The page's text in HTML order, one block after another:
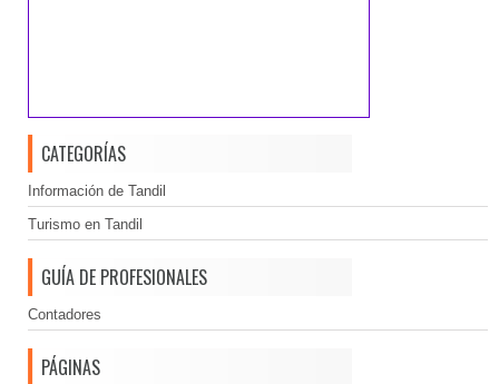
CATEGORÍAS
Información de Tandil
Turismo en Tandil
GUÍA DE PROFESIONALES
Contadores
PÁGINAS